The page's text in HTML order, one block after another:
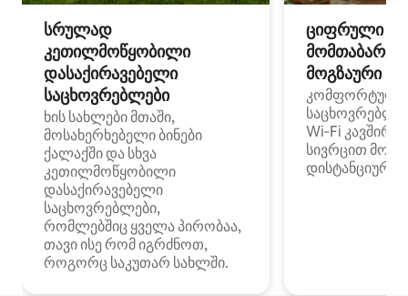
სრულად
კეთილმოწყობილი
დასაქირავებელი
საცხოვრებლები
ხის სახლები მთაში,
მოსახერხებელი ბინები
ქალაქში და სხვა
კეთილმოწყობილი
დასაქირავებელი
საცხოვრებლები,
რომლებშიც ყველა პირობაა,
თავი ისე რომ იგრძნოთ,
როგორც საკუთარ სახლში.
ციფრული
მოგზაური
კომფორტული
Wi‑Fi
სივრცით
დისტანციური